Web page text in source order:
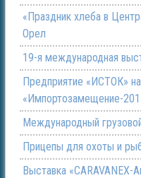
«Праздник хлеба в
Орел
19-я международная
Предприятие «ИСТОК»
«Импортозамещение-
Международный
Прицепы для охоты и
Выставка «CARAVANEX-